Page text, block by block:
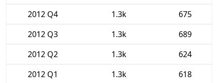
2012 Q4
1.3k
675
2012 Q3
1.3k
689
2012 Q2
1.3k
624
2012 Q1
1.3k
618